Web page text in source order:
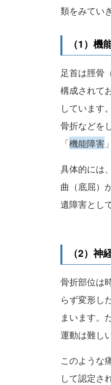
類をみてい
（1）機
足首は脛骨
構成されて
しています。
骨折などを
「機能障害
具体的には
曲（底屈）
遺障害とし
（2）神
骨折部位は
らず変形し
まいます。
運動は難し
このような
して認定さ